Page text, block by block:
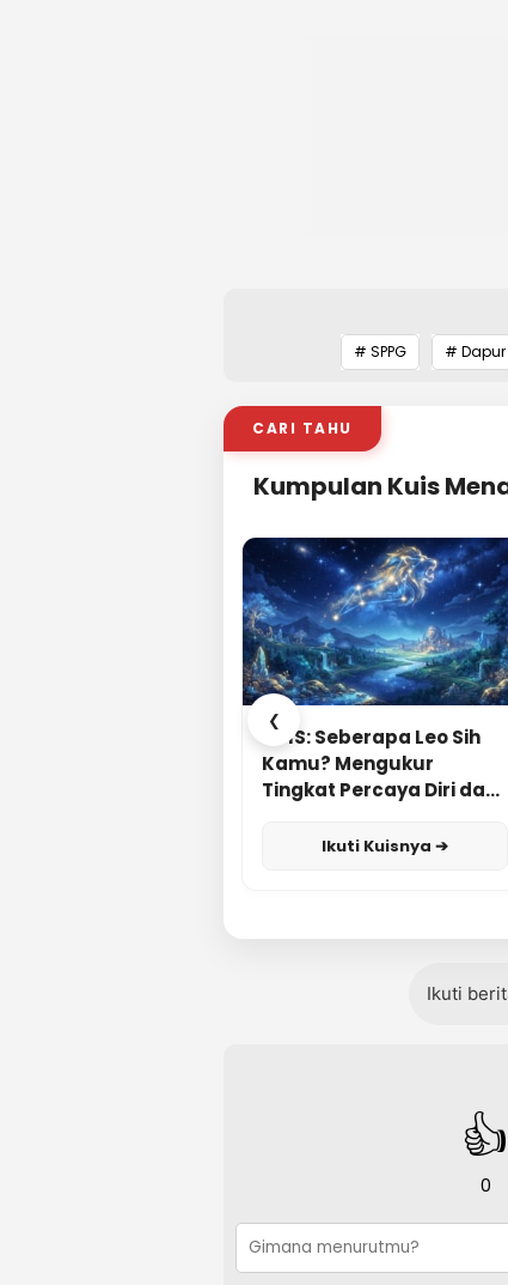
# SPPG # Dapur
CARI TAHU
Kumpulan Kuis
❮
KUIS: Seberapa Leo Sih
Kamu? Mengukur
Tingkat Percaya Diri dan
Ikuti Kuisnya ➔
Ikuti
👍
0